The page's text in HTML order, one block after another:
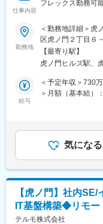
■当社について：
世界160の国と地
へと成長しました
当期利益額となっ
す。
変更の範囲：会社
・新商品上市、生
・海外販売拠点や
■長期就業しやすい
・組織：5グロー
品毎に担当が分か
・フレックス制：
メリハリのある
・出張：国内工場
年複数回の出張が
可能性があります
変更の範囲：会社
仕事内容
フレックス勤務可
血液・細胞テクノ
ステムズ）事業で
ティアを製造・販
がん治療における
に活用されており
存在となってい
体を統括する責任
■業務内容
日本市場における
・市場拡大に向け
・営業部門と連
応の企画・運営
・KOLや医療従事
勤務地
＜勤務地詳細＞虎
区虎ノ門２丁目６
煙対策：敷地内喫
所
【最寄り駅】
虎ノ門ヒルズ駅、
給与
＜予定年収＞730
＞月額（基本給）
考を通じて上下
めた表記です。
気になる
【虎ノ門】社内
IT基盤構築◆リモ
テルモ株式会社